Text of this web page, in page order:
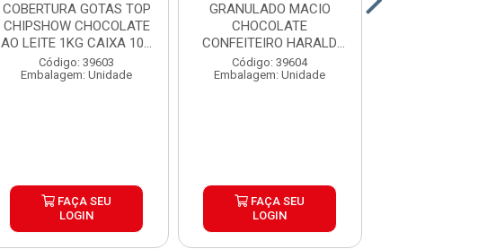
COBERTURA GOTAS TOP
CHIPSHOW CHOCOLATE
AO LEITE 1KG CAIXA 10...
Código: 39603
Embalagem: Unidade
FAÇA SEU
LOGIN
GRANULADO MACIO
CHOCOLATE
CONFEITEIRO HARALD
1,01KG CAIXA 10...
Código: 39604
Embalagem: Unidade
FAÇA SEU
LOGIN